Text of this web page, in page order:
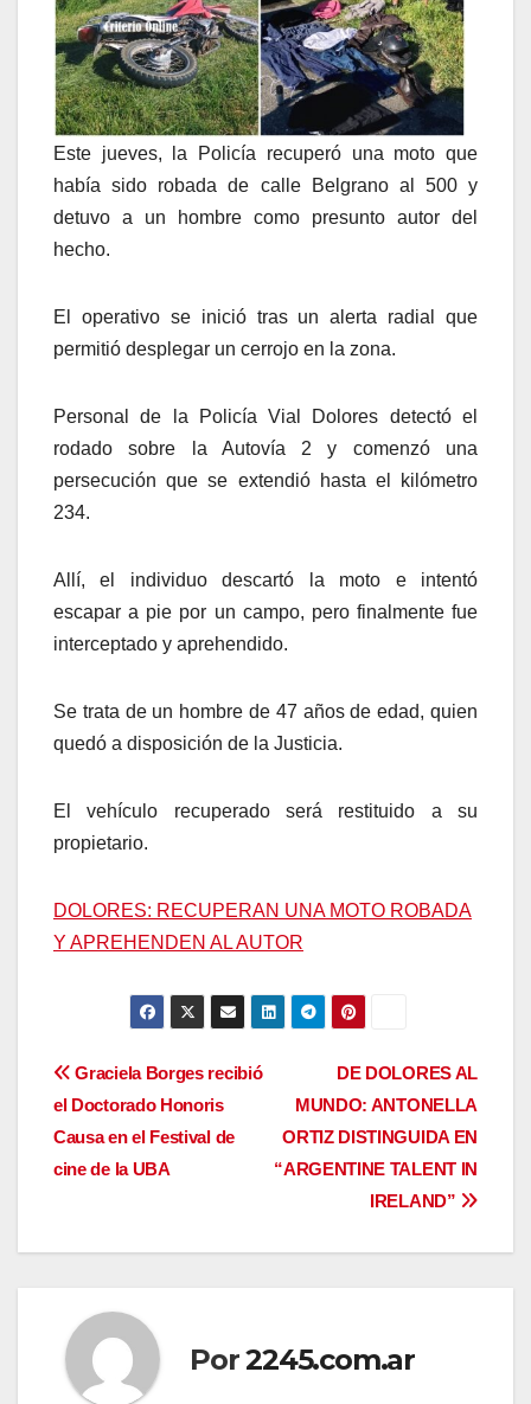
Este jueves, la Policía recuperó una moto que
había sido robada de calle Belgrano al 500 y
detuvo a un hombre como presunto autor del
hecho.
El operativo se inició tras un alerta radial que
permitió desplegar un cerrojo en la zona.
Personal de la Policía Vial Dolores detectó el
rodado sobre la Autovía 2 y comenzó una
persecución que se extendió hasta el kilómetro
234.
Allí, el individuo descartó la moto e intentó
escapar a pie por un campo, pero finalmente fue
interceptado y aprehendido.
Se trata de un hombre de 47 años de edad, quien
quedó a disposición de la Justicia.
El vehículo recuperado será restituido a su
propietario.
DOLORES: RECUPERAN UNA MOTO ROBADA
Y APREHENDEN AL AUTOR
Navegación
de
entradas
DE DOLORES AL
MUNDO: ANTONELLA
ORTIZ DISTINGUIDA EN
“ARGENTINE TALENT IN
IRELAND”
Graciela Borges recibió
el Doctorado Honoris
Causa en el Festival de
cine de la UBA
Por2245.com.ar